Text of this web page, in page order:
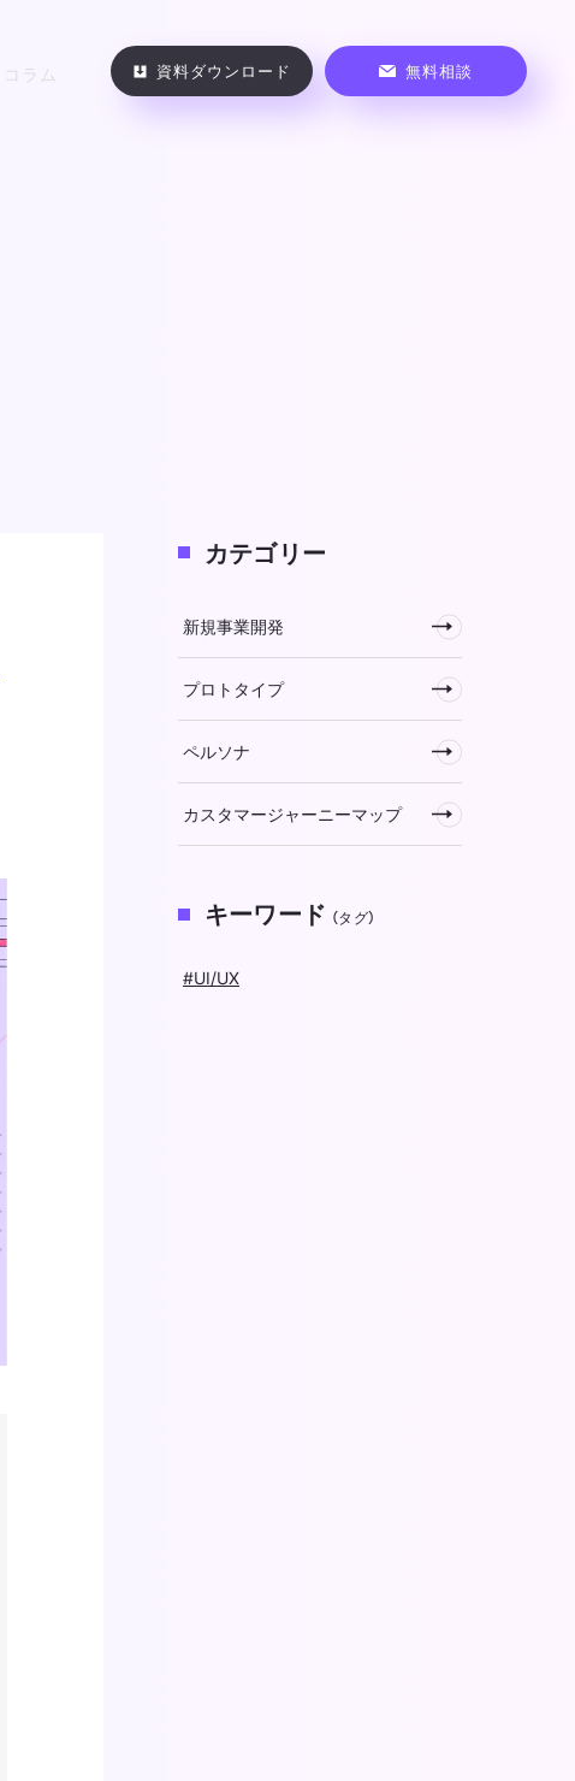
コラム 資料ダウンロード 無料相談
カテゴリー
新規事業開発
プロトタイプ
ペルソナ
カスタマージャーニーマップ
キーワード （タグ）
#UI/UX